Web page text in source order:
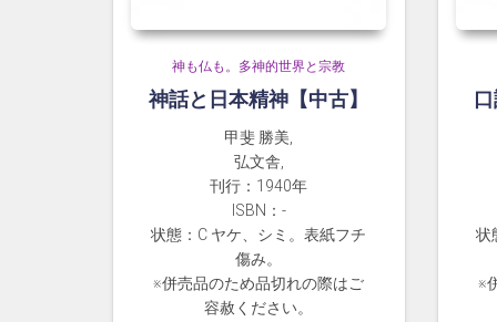
神も仏も。多神的世界と宗教
神話と日本精神【中古】
甲斐 勝美,
弘文舎,
刊行：1940年
ISBN：-
状態：C ヤケ、シミ。表紙フチ
傷み。
※併売品のため品切れの際はご
容赦ください。
状
※